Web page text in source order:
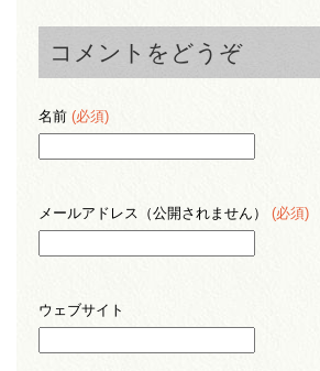
コメントをどうぞ
名前 (必須)
メールアドレス（公開されません） (必須)
ウェブサイト